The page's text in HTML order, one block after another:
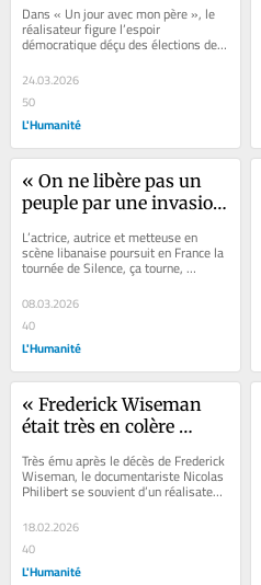
représentant de son
pays à Cannes
Dans « Un jour avec mon père », le
réalisateur figure l’espoir
démocratique déçu des élections de
1993 au Nigeria. Avec ce premier
film de...
24.03.2026
50
L'Humanité
« On ne libère pas un
peuple par une invasion
metteuse en scène
libanaise Chrystèle
L’actrice, autrice et metteuse en
scène libanaise poursuit en France la
tournée de Silence, ça tourne,
spectacle crucial sur le massacre du
camp...
08.03.2026
40
L'Humanité
« Frederick Wiseman
était très en colère
aux États-Unis », se
souvient le
Philibert
Très ému après le décès de Frederick
Wiseman, le documentariste Nicolas
Philibert se souvient d’un réalisateur
18.02.2026
40
L'Humanité